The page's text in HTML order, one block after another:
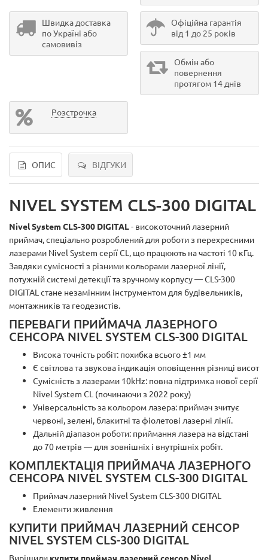
Швидка доставка
по Україні або
самовивіз
Офіційна гарантія
від 1 до 25 років
Обмін або
повернення
протягом 14 днів
Розстрочка
ОПИС ВІДГУКИ
NIVEL SYSTEM CLS-300 DIGITAL
Nivel SystemCLS-300 DIGITAL- високоточний лазерний
приймач, спеціально розроблений для роботи з перехресними
лазерами Nivel System серії CL, що працюють на частоті 10 кГц.
Завдяки сумісності з різними кольорами лазерної лінії,
потужній системі детекції та зручному корпусу — CLS-300
DIGITAL стане незамінним інструментом для будівельників,
монтажників та геодезистів.
ПЕРЕВАГИ ПРИЙМАЧА ЛАЗЕРНОГО
СЕНСОРА NIVEL SYSTEM CLS-300 DIGITAL
Висока точність робіт: похибка всього ±1 мм
Є світлова та звукова індикація оповіщення різниці висот
Сумісність з лазерами 10kHz: повна підтримка нової серії
Nivel System CL (починаючи з 2022 року)
Універсальність за кольором лазера: приймач зчитує
червоні, зелені, блакитні та фіолетові лазерні лінії.
Дальній діапазон роботи: приймання лазера на відстані
до 70 метрів — для зовнішніх і внутрішніх робіт.
КОМПЛЕКТАЦІЯ ПРИЙМАЧА ЛАЗЕРНОГО
СЕНСОРА NIVEL SYSTEM CLS-300 DIGITAL
Приймач лазерний Nivel System CLS-300 DIGITAL
Елементи живлення
КУПИТИ ПРИЙМАЧ ЛАЗЕРНИЙ СЕНСОР
NIVEL SYSTEM CLS-300 DIGITAL
Вирішили купити приймач лазерний сенсор Nivel